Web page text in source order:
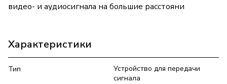
видео- и аудиосигнала на большие расстояни
Характеристики
Тип
Устройство для передачи
сигнала